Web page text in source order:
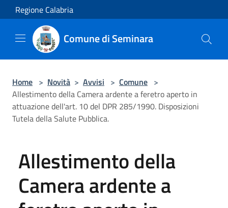
Salta al contenuto principale
Regione Calabria
Comune di Seminara
Home > Novità > Avvisi > Comune >
Allestimento della Camera ardente a feretro aperto in
attuazione dell'art. 10 del DPR 285/1990. Disposizioni
Tutela della Salute Pubblica.
Allestimento della
Camera ardente a